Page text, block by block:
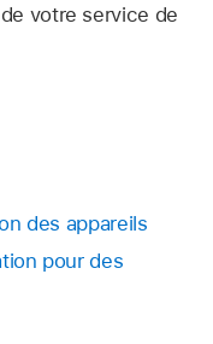
votre service de
des appareils
pour des